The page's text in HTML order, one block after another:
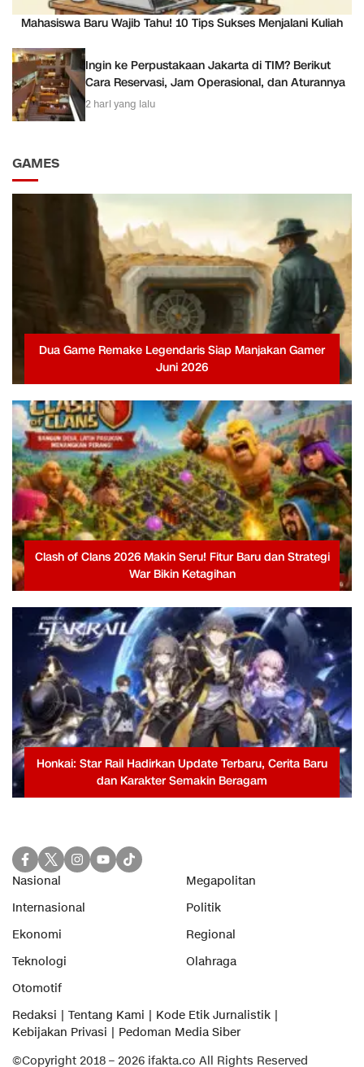
Mahasiswa Baru Wajib Tahu! 10 Tips Sukses Menjalani Kuliah
Ingin ke Perpustakaan Jakarta di TIM? Berikut
Cara Reservasi, Jam Operasional, dan Aturannya
2 hari yang lalu
GAMES
Dua Game Remake Legendaris Siap Manjakan Gamer
Juni 2026
Clash of Clans 2026 Makin Seru! Fitur Baru dan Strategi
War Bikin Ketagihan
Honkai: Star Rail Hadirkan Update Terbaru, Cerita Baru
dan Karakter Semakin Beragam
Nasional
Megapolitan
Internasional
Politik
Ekonomi
Regional
Teknologi
Olahraga
Otomotif
Redaksi
Tentang Kami
Kode Etik Jurnalistik
Kebijakan Privasi
Pedoman Media Siber
©Copyright 2018 – 2026 ifakta.co All Rights Reserved